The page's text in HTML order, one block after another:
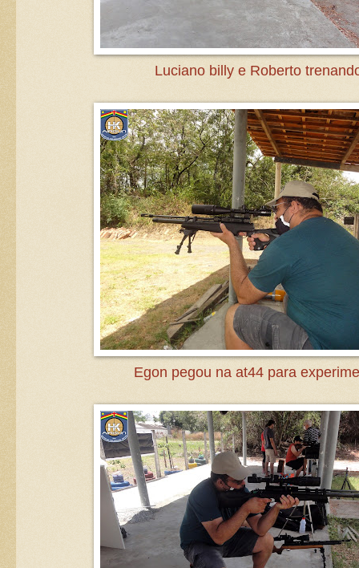
Luciano billy e Roberto
Egon pegou na at44 para